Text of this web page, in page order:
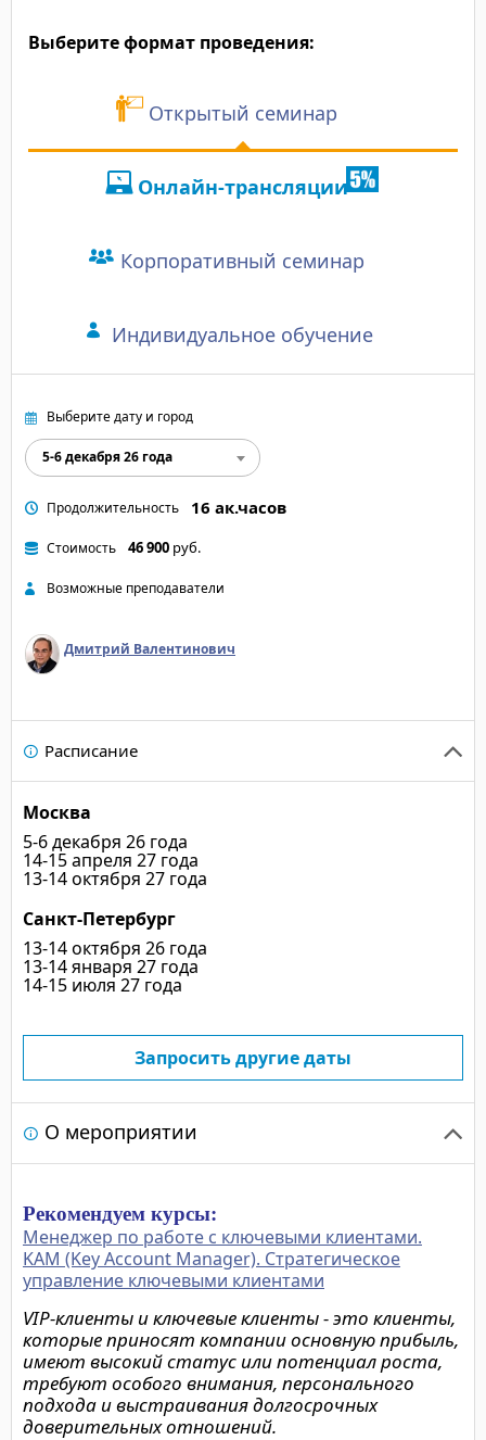
Выберите формат проведения:
Открытый семинар
Онлайн-трансляции
Корпоративный семинар
Индивидуальное обучение
Выберите дату и город
5-6 декабря 26 года
Продолжительность 16 ак.часов
Стоимость 46 900 руб.
Возможные преподаватели
Дмитрий Валентинович
Расписание
Москва
5-6 декабря 26 года
14-15 апреля 27 года
13-14 октября 27 года
Санкт-Петербург
13-14 октября 26 года
13-14 января 27 года
14-15 июля 27 года
Запросить другие даты
О мероприятии
Рекомендуем курсы:
Менеджер по работе с ключевыми клиентами.
KAM (Key Account Manager). Стратегическое
управление ключевыми клиентами
VIP-клиенты и ключевые клиенты - это клиенты,
которые приносят компании основную прибыль,
имеют высокий статус или потенциал роста,
требуют особого внимания, персонального
подхода и выстраивания долгосрочных
доверительных отношений.
без воды. Понял, как
"Нешаблонное
бизнеса, разбор
структурировать
выявить основные